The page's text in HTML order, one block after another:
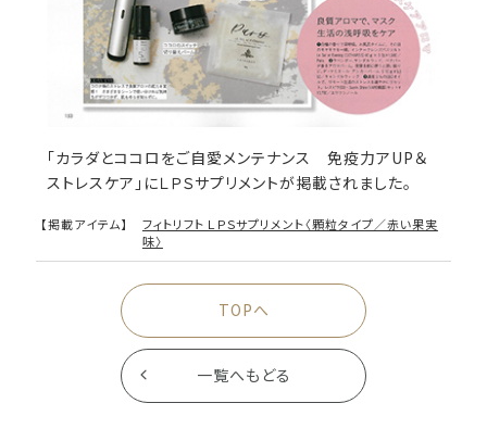
「カラダとココロをご自愛メンテナンス 免疫力アUP＆
ストレスケア」にＬＰＳサプリメントが掲載されました。
【掲載アイテム】
フィトリフト ＬＰＳサプリメント〈顆粒タイプ／赤い果実
味〉
一覧へもどる
TOPへ